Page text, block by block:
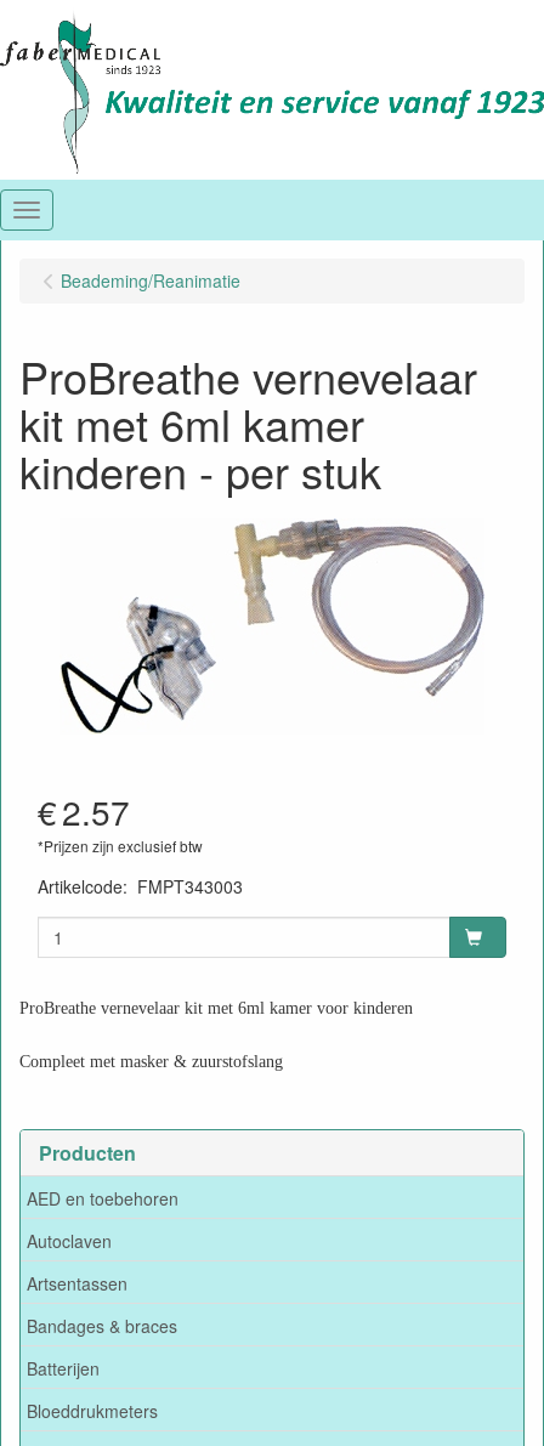
Menu
Producten
AED en toebehoren
Autoclaven
Artsentassen
Bandages & braces
Batterijen
Bloeddrukmeters
Beademing/Reanimatie
ProBreathe vernevelaar
kit met 6ml kamer
kinderen - per stuk
€2.57
*Prijzen zijn exclusief btw
Artikelcode: FMPT343003
ProBreathe vernevelaar kit met 6ml kamer voor kinderen
Compleet met masker & zuurstofslang